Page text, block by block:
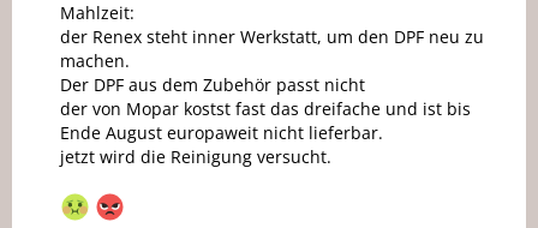
Mahlzeit:
der Renex steht inner Werkstatt, um den DPF neu zu
machen.
Der DPF aus dem Zubehör passt nicht
der von Mopar kostst fast das dreifache und ist bis
Ende August europaweit nicht lieferbar.
jetzt wird die Reinigung versucht.